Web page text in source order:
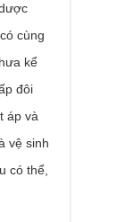
cùng
kể
đôi
áp và
vệ sinh
có thể,